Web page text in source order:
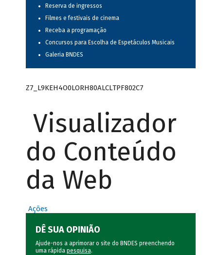
Reserva de ingressos
Filmes e festivais de cinema
Receba a programação
Concursos para Escolha de Espetáculos Musicais
Galeria BNDES
Z7_L9KEH4O0LORH80ALCLTPF802C7
Visualizador
do Conteúdo
da Web
Ações
DÊ SUA OPINIÃO
Ajude-nos a aprimorar o site do BNDES preenchendo
uma rápida pesquisa.